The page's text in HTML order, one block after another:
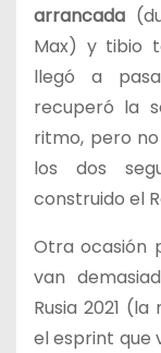
arrancada
Max) y tibio
llegó a
recuperó la
ritmo, pero
los dos
construido el
Otra ocasión
van
Rusia 2021
el esprint que